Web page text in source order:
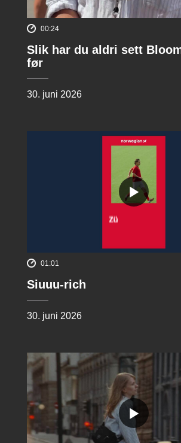
00:24
Slik har du aldri sett
før
30. juni 2026
01:01
Siuuu-rich
30. juni 2026